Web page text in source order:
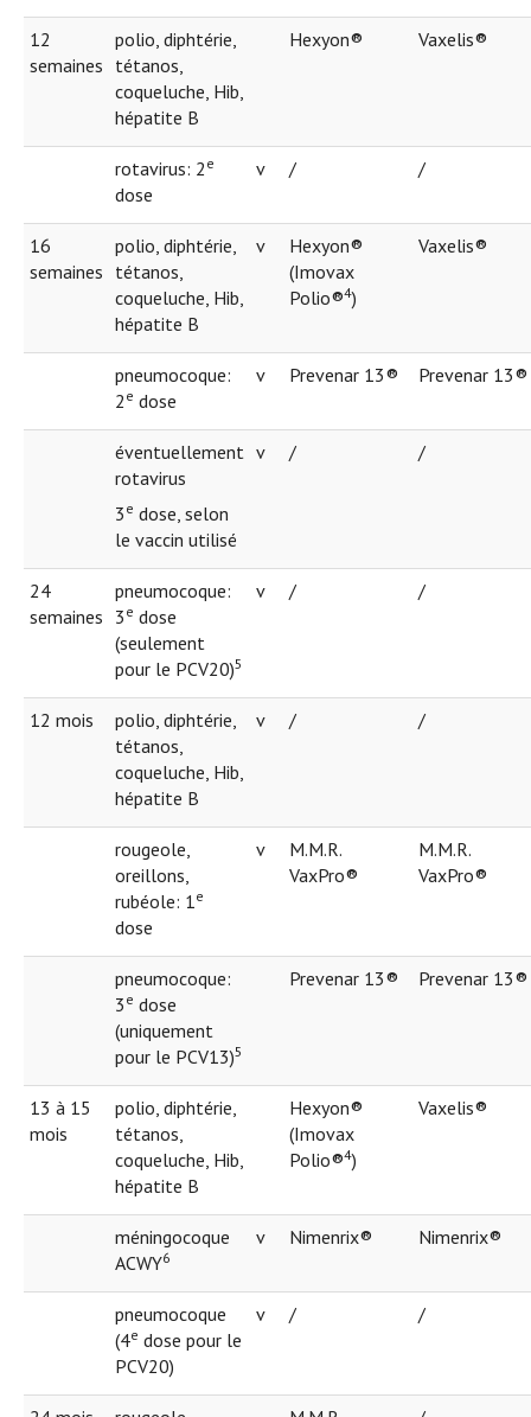
12
semaines
polio, diphtérie,
tétanos,
coqueluche, Hib,
hépatite B
Hexyon® Vaxelis®
rotavirus: 2 e
dose
v / /
16
semaines
polio, diphtérie,
tétanos,
coqueluche, Hib,
hépatite B
v
Hexyon®
(Imovax
Polio®4)
Vaxelis®
pneumocoque:
2 e dose
v Prevenar 13® Prevenar 13®
éventuellement
rotavirus
3 e dose, selon
le vaccin utilisé
v / /
24
semaines
pneumocoque:
3 e dose
(seulement
pour le PCV20)5
v / /
12 mois
polio, diphtérie,
tétanos,
coqueluche, Hib,
hépatite B
v / /
rougeole,
oreillons,
rubéole: 1e
dose
v
M.M.R.
VaxPro®
M.M.R.
VaxPro®
pneumocoque:
3 e dose
(uniquement
pour le PCV13)5
Prevenar 13® Prevenar 13®
13 à 15
mois
polio, diphtérie,
tétanos,
coqueluche, Hib,
hépatite B
Hexyon®
(Imovax
Polio®4)
Vaxelis®
méningocoque
ACWY6
v Nimenrix® Nimenrix®
pneumocoque
(4e dose pour le
PCV20)
v / /